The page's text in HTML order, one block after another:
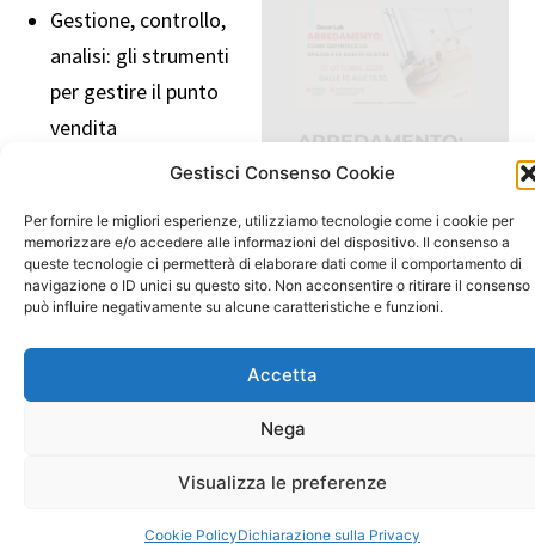
Gestisci Consenso Cookie
Per fornire le migliori esperienze, utilizziamo tecnologie come i cookie per
memorizzare e/o accedere alle informazioni del dispositivo. Il consenso a
queste tecnologie ci permetterà di elaborare dati come il comportamento di
navigazione o ID unici su questo sito. Non acconsentire o ritirare il consenso
può influire negativamente su alcune caratteristiche e funzioni.
Accetta
Nega
Visualizza le preferenze
Cookie PolicyDichiarazione sulla Privacy
Gestione, controllo,
analisi: gli strumenti
per gestire il punto
vendita
Sistemi modulari e
Vetrina: esporre e
attirare l’attenzione
Mostre e musei:
case study e
ARREDAMENTO:
COME DEFINISCE
LO SPAZIO E LE
1 Ottobre, ore 10-
13:30
Gratuito
Carica altri